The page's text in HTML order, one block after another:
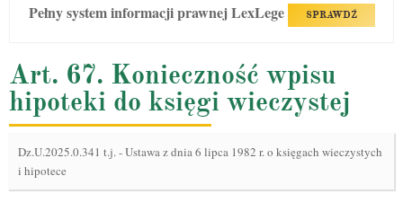
Pełny system informacji prawnej LexLege SPRAWDŹ
Art. 67. Konieczność wpisu
hipoteki do księgi wieczystej
Dz.U.2025.0.341 t.j.-Ustawa z dnia 6 lipca 1982 r. o księgach wieczystych
i hipotece